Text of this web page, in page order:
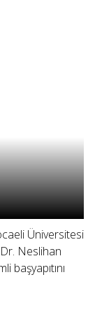
Üniversitesi
Neslihan
başyapıtını